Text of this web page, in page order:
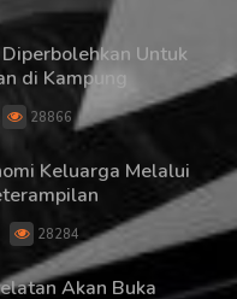
Untuk
di Kampung
28866
Keluarga Melalui
28284
Akan Buka